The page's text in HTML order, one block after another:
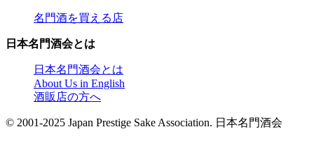
名門酒を買える店
日本名門酒会とは
日本名門酒会とは
About Us in English
酒販店の方へ
© 2001-2025 Japan Prestige Sake Association. 日本名門酒会